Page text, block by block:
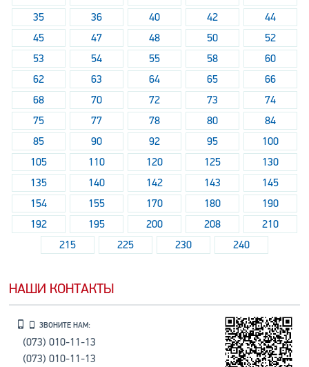
35
36 40 42
44
45
47 48 50
52
53
54 55 58
60
62
63 64 65
66
68
70 72 73
74
75
77 78 80
84
85
90 92 95
100
105
110 120 125
130
135
140 142 143
145
154
155 170 180
190
192
195 200 208
210
215
225 230 240
НАШИ КОНТАКТЫ
ЗВОНИТЕ НАМ:
(073) 010-11-13
(073) 010-11-13